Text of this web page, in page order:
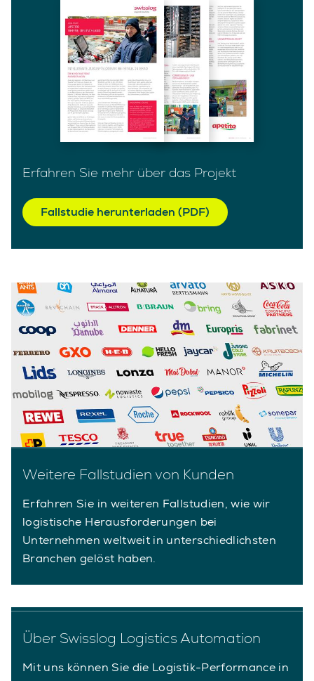
Erfahren Sie mehr über das Projekt
Fallstudie herunterladen (PDF)
Weitere Fallstudien von Kunden
Erfahren Sie in weiteren Fallstudien, wie wir
logistische Herausforderungen bei
Unternehmen weltweit in unterschiedlichsten
Branchen gelöst haben.
Über Swisslog Logistics Automation
Mit uns können Sie die Logistik-Performance in